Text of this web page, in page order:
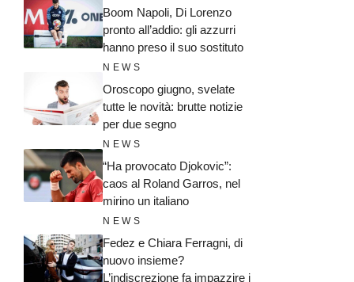
Boom Napoli, Di Lorenzo
pronto all’addio: gli azzurri
hanno preso il suo sostituto
NEWS
Oroscopo giugno, svelate
tutte le novità: brutte notizie
per due segno
NEWS
“Ha provocato Djokovic”:
caos al Roland Garros, nel
mirino un italiano
NEWS
Fedez e Chiara Ferragni, di
nuovo insieme?
L’indiscrezione fa impazzire i